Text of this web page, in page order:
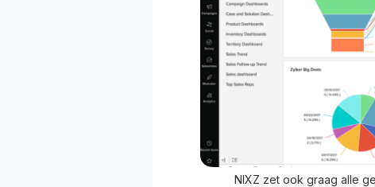
NIXZ zet ook graag alle